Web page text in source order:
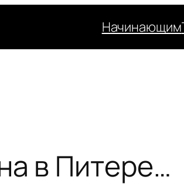
Начинающим
в Питере…